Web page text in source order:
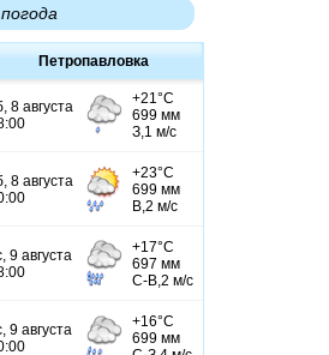
погода
Петропавловка